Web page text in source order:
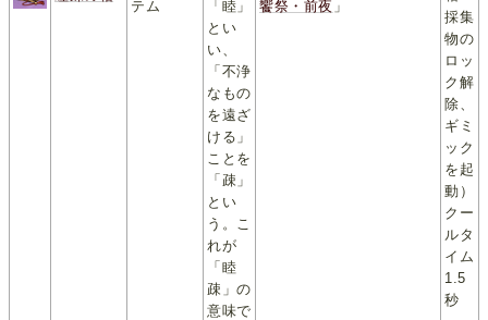
テム
「睦」
とい
い、
「不浄
なもの
を遠ざ
ける」
ことを
「疎」
とい
う。こ
れが
「睦
疎」の
意味で
饗祭・前夜 」
採集
物の
ロッ
ク解
除、
ギミ
ック
を起
動）
クー
ルタ
イム
1.5
秒